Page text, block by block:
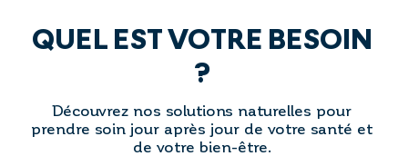
QUEL EST VOTRE BESOIN
?
Découvrez nos solutions naturelles pour
prendre soin jour après jour de votre santé et
de votre bien-être.